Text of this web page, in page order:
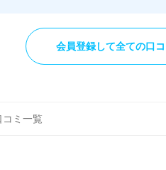
たので非常にいい機会になったと感
会員登録して全ての口
ミ一覧